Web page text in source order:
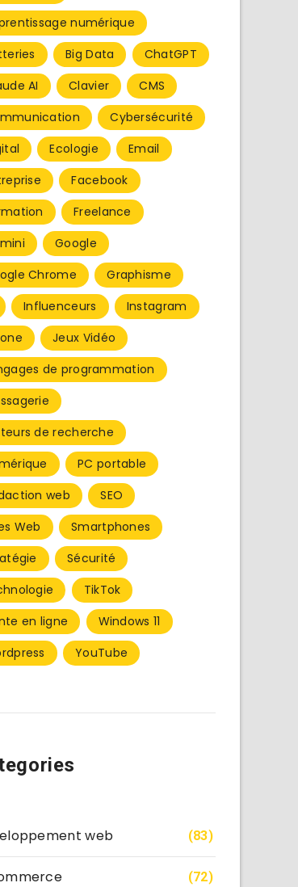
numérique
Big Data
ChatGPT
AI
Clavier
CMS
Cybersécurité
Ecologie
Email
Facebook
Freelance
Google
Chrome
Graphisme
Influenceurs
Instagram
Jeux Vidéo
de programmation
de recherche
PC portable
web
SEO
Web
Smartphones
Sécurité
TikTok
en ligne
Windows 11
YouTube
web (83)
(72)